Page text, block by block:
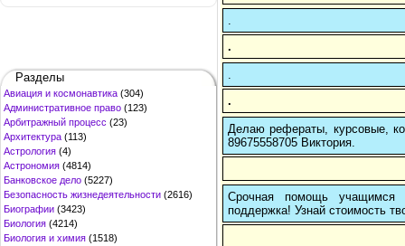
Разделы
Авиация и космонавтика (304)
Административное право (123)
Арбитражный процесс (23)
Архитектура (113)
Астрология (4)
Астрономия (4814)
Банковское дело (5227)
Безопасность жизнедеятельности (2616)
Биографии (3423)
Биология (4214)
Биология и химия (1518)
.
.
Делаю рефераты, курсовые,
89675558705 Виктория.
Срочная помощь учащимся в
поддержка! Узнай стоимость